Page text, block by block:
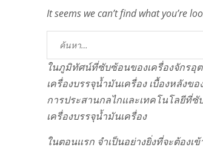
It seems we can’t find what you’re
ค้นหา:
ในภูมิทัศน์ที่ซับซ้อนของเครื่องจักรอุ
เครื่องบรรจุน้ำมันเครื่อง เบื้องหลัง
การประสานกลไกและเทคโนโลยีที่ซั
เครื่องบรรจุน้ำมันเครื่อง
ในตอนแรก จำเป็นอย่างยิ่งที่จะต้อง